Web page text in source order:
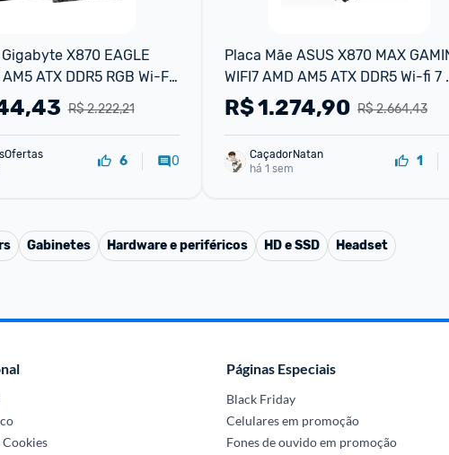
X870 EAGLE
ATX DDR5 RGB Wi-Fi
EAGLE WIFI7
R$ 2.222,21
6 0
Placa Mãe ASUS X870 MAX
WIFI7 AMD AM5 ATX DDR5 Wi-fi 7
Bluetooth Preto - X870 MAX
WIFI7
R$ 2.664,43
R$1.274,90
CaçadorNatan
há 1 sem
1
Gabinetes Hardware e periféricos HD e SSD Headset
Páginas Especiais
Black Friday
Celulares em promoção
Fones de ouvido em promoção